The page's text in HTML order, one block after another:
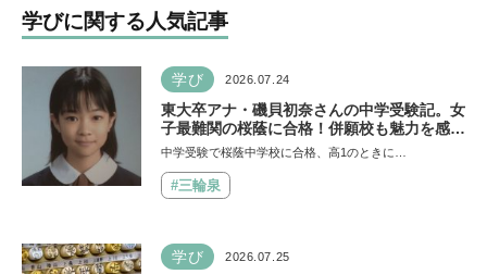
学びに関する人気記事
学び 2026.07.24
東大卒アナ・磯貝初奈さんの中学受験記。女
子最難関の桜蔭に合格！併願校も魅力を感じ
た渋渋に。母親の声かけは「睡眠が何より大
中学受験で桜蔭中学校に合格、高1のときに…
#三輪泉
学び 2026.07.25